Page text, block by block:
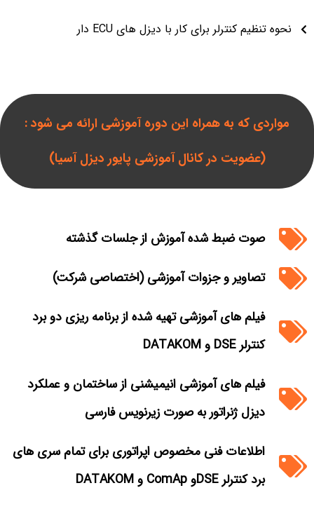
نحوه تنظیم کنترلر برای کار با دیزل های ECU دار
مواردی که به همراه این دوره آموزشی ارائه می شود :
(عضویت در کانال آموزشی پایور دیزل آسیا)
صوت ضبط شده آموزش از جلسات گذشته
تصاویر و جزوات آموزشی (اختصاصی شرکت)
فیلم های آموزشی تهیه شده از برنامه ریزی دو برد
کنترلر DSE و DATAKOM
فیلم های آموزشی انیمیشنی از ساختمان و عملکرد
دیزل ژنراتور به صورت زیرنویس فارسی
اطلاعات فنی مخصوص اپراتوری برای تمام سری های
برد کنترلر DSEو ComAp و DATAKOM